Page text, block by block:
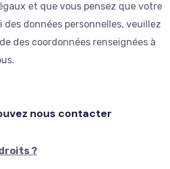
et que vous pensez que votre
données personnelles, veuillez
des coordonnées renseignées à
nous contacter
?